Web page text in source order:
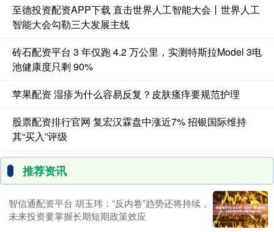
至德投资配资APP下载 直击世界人工智能大会丨世界人工
智能大会勾勒三大发展主线
砖石配资平台 3 年仅跑 4.2 万公里，实测特斯拉Model 3电
池健康度只剩 90%
苹果配资 湿疹为什么容易反复？皮肤瘙痒要规范护理
股票配资排行官网 复宏汉霖盘中涨近7% 招银国际维持
其“买入”评级
推荐资讯
智信通配资平台 胡玉玮：“反内卷”趋势还将持续，
未来投资要掌握长期短期政策效应